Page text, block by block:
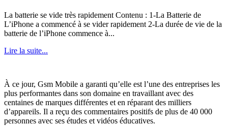
La batterie se vide très rapidement Contenu : 1-La Batterie de
L’iPhone a commencé à se vider rapidement 2-La durée de vie de la
batterie de l’iPhone commence à...
Lire la suite...
À ce jour, Gsm Mobile a garanti qu’elle est l’une des entreprises les
plus performantes dans son domaine en travaillant avec des
centaines de marques différentes et en réparant des milliers
d’appareils. Il a reçu des commentaires positifs de plus de 40 000
personnes avec ses études et vidéos éducatives.